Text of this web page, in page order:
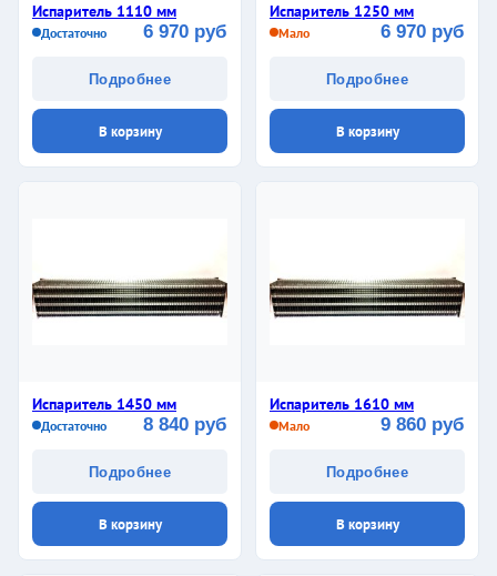
Испаритель 1110 мм
Достаточно 6 970 руб
Подробнее
В корзину
Испаритель 1250 мм
Мало 6 970 руб
Подробнее
В корзину
Испаритель 1450 мм
Достаточно 8 840 руб
Подробнее
В корзину
Испаритель 1610 мм
Мало 9 860 руб
Подробнее
В корзину